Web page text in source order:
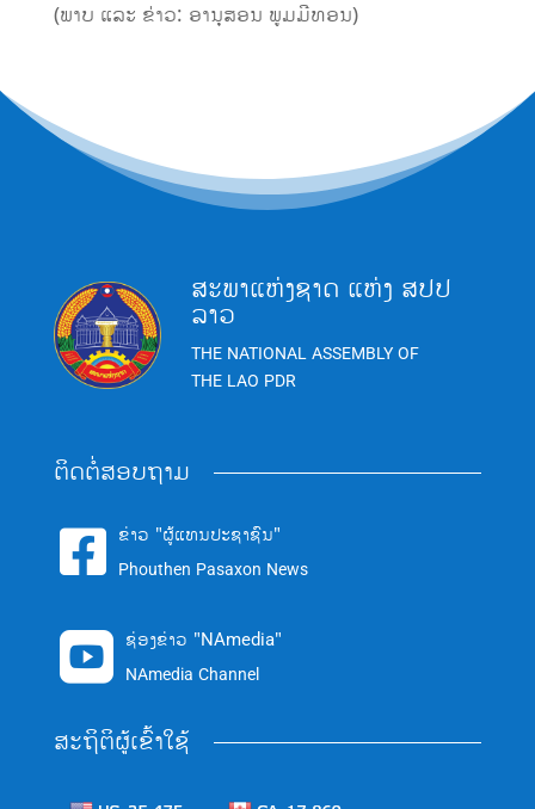
(ພາບ ແລະ ຂ່າວ: ອານຸສອນ ພູມມີທອນ)
ສະພາແຫ່ງຊາດ ແຫ່ງ ສປປ
ລາວ
THE NATIONAL ASSEMBLY OF
THE LAO PDR
ຕິດຕໍ່ສອບຖາມ
 ຂ່າວ "ຜູ້ແທນປະຊາຊົນ"
Phouthen Pasaxon News
 ຊ່ອງຂ່າວ "NAmedia"
NAmedia Channel
ສະຖິຕິຜູ້ເຂົ້າໃຊ້